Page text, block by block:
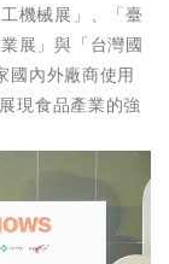
機械展」、「臺
展」與「台灣國
國內外廠商使用
現食品產業的強